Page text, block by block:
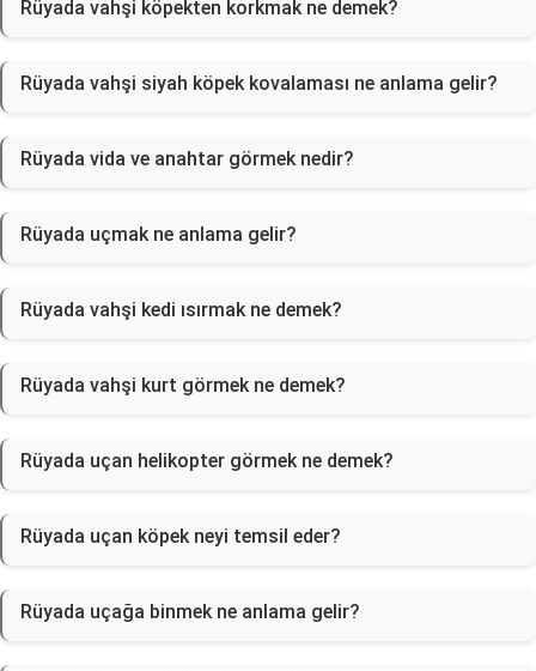
Rüyada vahşi köpekten korkmak ne demek?
Rüyada vahşi siyah köpek kovalaması ne anlama gelir?
Rüyada vida ve anahtar görmek nedir?
Rüyada uçmak ne anlama gelir?
Rüyada vahşi kedi ısırmak ne demek?
Rüyada vahşi kurt görmek ne demek?
Rüyada uçan helikopter görmek ne demek?
Rüyada uçan köpek neyi temsil eder?
Rüyada uçağa binmek ne anlama gelir?